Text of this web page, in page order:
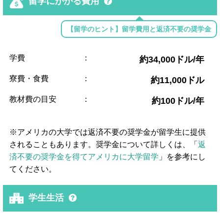
【留学のヒント】留学費用と返済不要の奨学金
学費 ： 約34,000ドル/年
寮費・食費 ： 約11,000ドル
教材費の目安 ： 約100ドル/年
※アメリカの大学では返済不要の奨学金が留学生に提供
されることもあります。奨学金について詳しくは、「返
済不要の奨学金を得てアメリカに大学留学 」を参考にし
てください。
学生生活